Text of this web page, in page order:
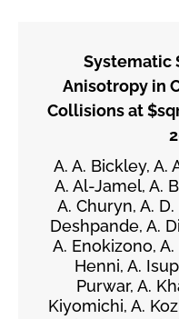
Systematic
Anisotropy in
Collisions at
A. A. Bickley, A.
A. Al-Jamel, A.
A. Churyn, A.
Deshpande, A.
A. Enokizono,
Henni, A.
Purwar, A.
Kiyomichi, A.